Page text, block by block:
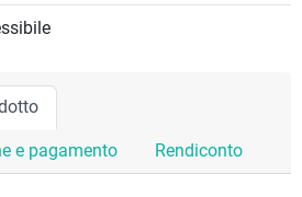
e pagamento Rendiconto